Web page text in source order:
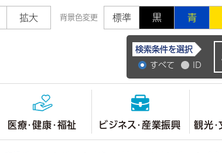
拡大 背景色変更 標準 黒 青
常陸大宮市公式ホ
検索条件を選択
すべて
ID
医療・健康・福祉 ビジネス・産業振興 観光・